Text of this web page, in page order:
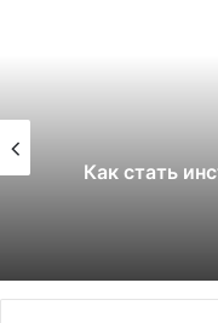
Как стать